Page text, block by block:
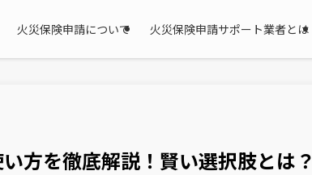
火災保険申請について 火災保険申請サポート業者とは
方を徹底解説！賢い選択肢とは？